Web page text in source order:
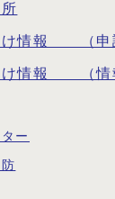
け情報 （申
け情報 （情
ー